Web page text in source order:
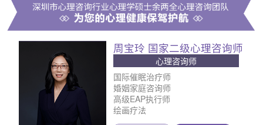
周宝玲 国家二级心理咨询师
心理咨询师
国际催眠治疗师
婚姻家庭咨询师
高级EAP执行师
绘画疗法